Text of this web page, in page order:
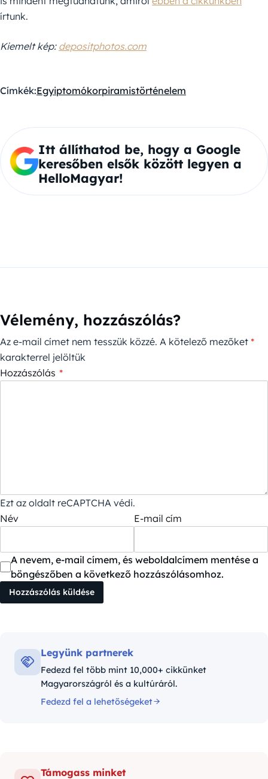
írtunk.
Kiemelt kép: depositphotos.com
Címkék:Egyiptomókorpiramistörténelem
Itt állíthatod be, hogy a Google
keresőben elsők között legyen a
HelloMagyar!
Vélemény, hozzászólás?
Az e-mail címet nem tesszük közzé. A kötelező mezőket *
karakterrel jelöltük
Hozzászólás *
Ezt az oldalt reCAPTCHA védi.
Név
E-mail cím
A nevem, e-mail címem, és weboldalcímem mentése a
böngészőben a következő hozzászólásomhoz.
Legyünk partnerek
Fedezd fel több mint 10,000+ cikkünket
Magyarországról és a kultúráról.
Fedezd fel a lehetőségeket
Támogass minket